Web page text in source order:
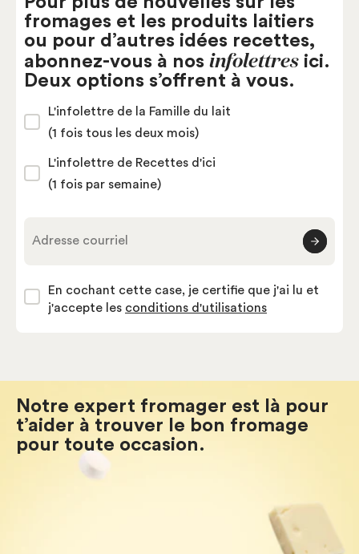
fromages et les produits laitiers
ou pour d’autres idées recettes,
abonnez-vous à nos infolettres ici.
Deux options s’offrent à vous.
L'infolettre de la Famille du lait
(1 fois tous les deux mois)
L'infolettre de Recettes d'ici
(1 fois par semaine)
Adresse courriel
En cochant cette case, je certifie que j'ai lu et
j'accepte les conditions d'utilisations
Notre expert fromager est là pour
t’aider à trouver le bon fromage
pour toute occasion.